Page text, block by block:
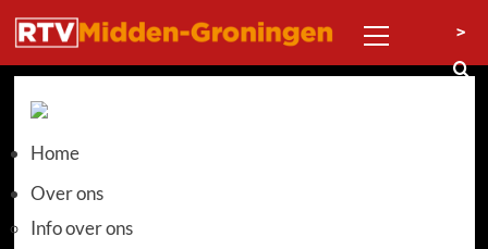
naar
inhoud
menu
>
Home
Over ons
Info over ons